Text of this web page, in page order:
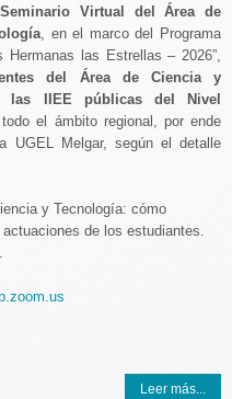
Seminario Virtual del Área de
, en el marco del Programa
Hermanas las Estrellas – 2026”,
del Área de Ciencia y
las IIEE públicas del Nivel
el ámbito regional, por ende
UGEL Melgar, según el detalle
y Tecnología: cómo
de los estudiantes.
Leer más...